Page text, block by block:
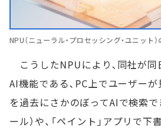
NPU（ニューラル・プロセッシング・ユニット
こうしたNPUにより、同社が
AI機能である、PC上でユーザー
を過去にさかのぼってAIで検索で
ール）や、「ペイント」アプリで